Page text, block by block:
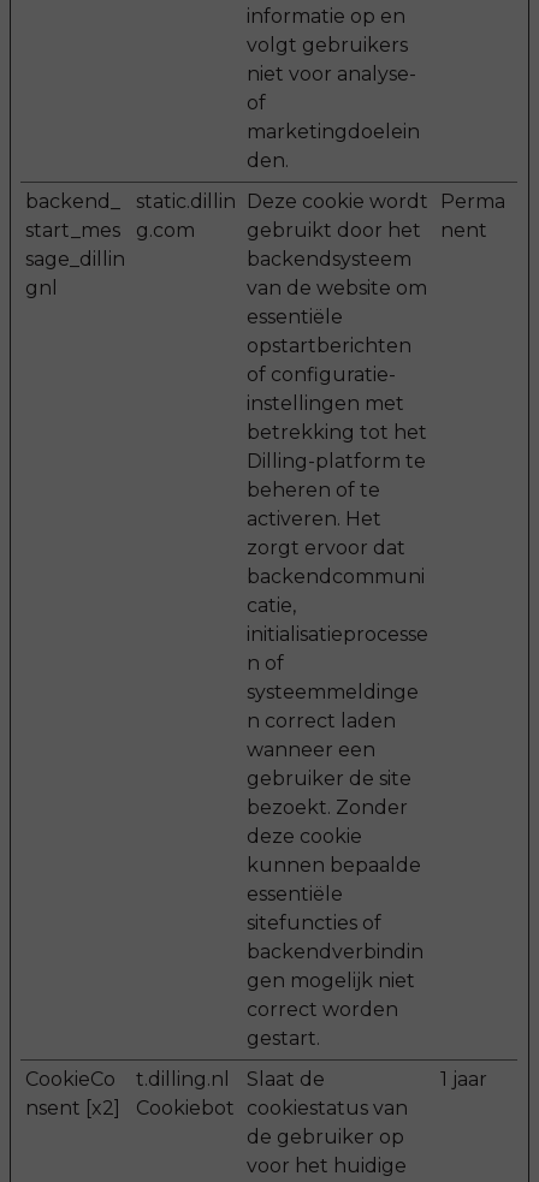
informatie op en
volgt gebruikers
niet voor analyse-
of
marketingdoelein
den.
backend_
start_mes
sage_dillin
gnl
static.dillin
g.com
Deze cookie wordt
gebruikt door het
backendsysteem
van de website om
essentiële
opstartberichten
of configuratie-
instellingen met
betrekking tot het
Dilling-platform te
beheren of te
activeren. Het
zorgt ervoor dat
backendcommuni
catie,
initialisatieprocesse
n of
systeemmeldinge
n correct laden
wanneer een
gebruiker de site
bezoekt. Zonder
deze cookie
kunnen bepaalde
essentiële
sitefuncties of
backendverbindin
gen mogelijk niet
correct worden
gestart.
Perma
nent
CookieCo
nsent [x2]
t.dilling.nl
Cookiebot
Slaat de
cookiestatus van
de gebruiker op
voor het huidige
1 jaar